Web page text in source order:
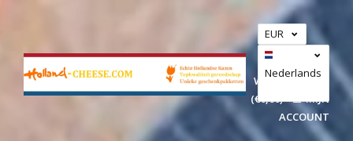
EUR
GBP
USD
Nederlands
Deutsch
WINKELWAGEN
(€0,00)
MIJN
ACCOUNT